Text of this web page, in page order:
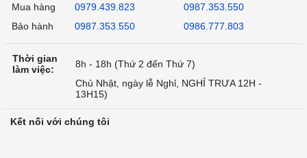
Mua hàng
0979.439.823
0987.353.550
Bảo hành
0987.353.550 0986.777.803
Thời gian
làm việc:
8h - 18h (Thứ 2 đến Thứ 7)
Chủ Nhật, ngày lễ Nghỉ, NGHỈ TRƯA 12H -
13H15)
Kết nối với chúng tôi